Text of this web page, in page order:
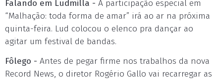
Falando em Ludmilla - A participação especial em
“Malhação: toda forma de amar” irá ao ar na próxima
quinta-feira. Lud colocou o elenco pra dançar ao
agitar um festival de bandas.
Fôlego - Antes de pegar firme nos trabalhos da nova
Record News, o diretor Rogério Gallo vai recarregar as